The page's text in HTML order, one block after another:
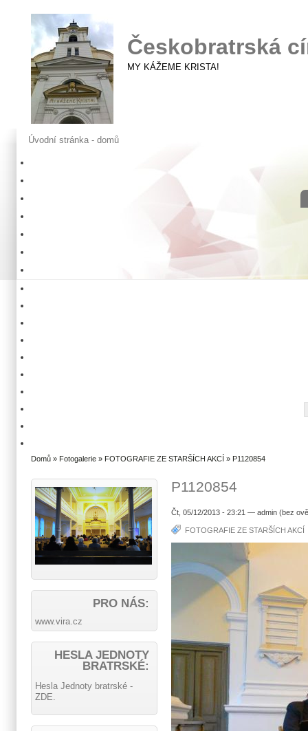
Českobratrská
MY KÁŽEME KRISTA!
Úvodní stránka - domů
Domů » Fotogalerie » FOTOGRAFIE ZE STARŠÍCH AKCÍ » P1120854
P1120854
Čt, 05/12/2013 - 23:21 — admin (bez
FOTOGRAFIE ZE STARŠÍCH AKCÍ
PRO NÁS:
www.vira.cz
HESLA JEDNOTY
BRATRSKÉ:
Hesla Jednoty bratrské -
ZDE.